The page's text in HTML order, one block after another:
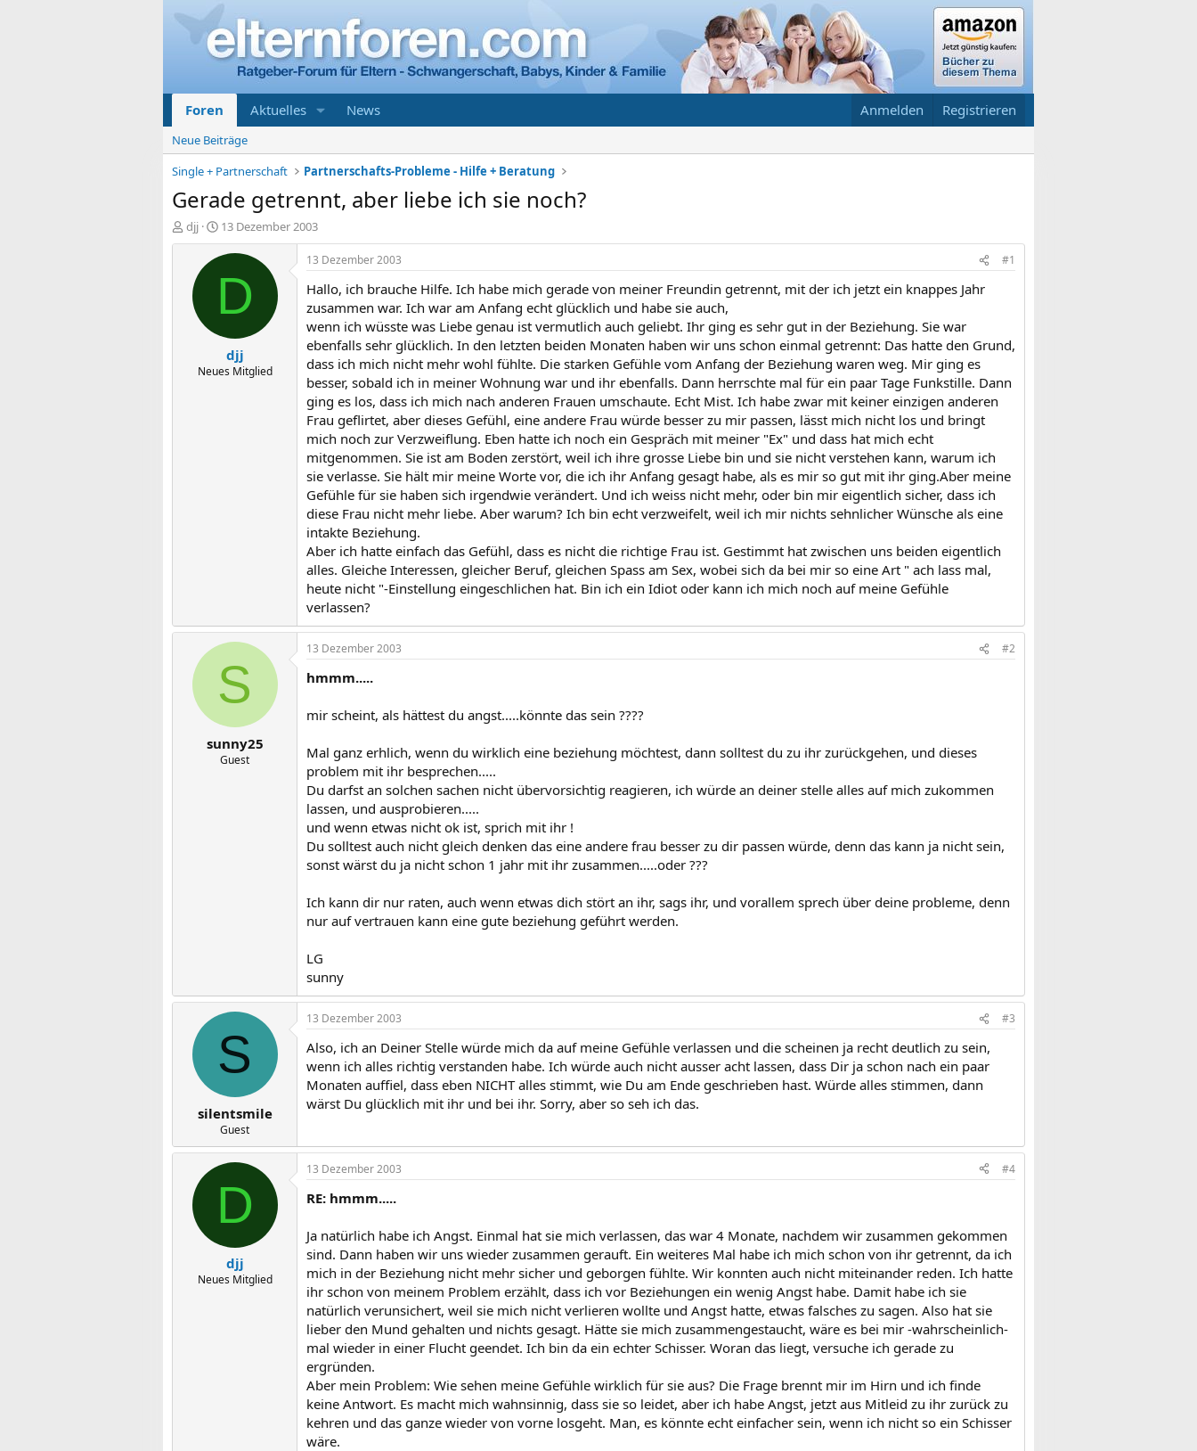
Foren Aktuelles News Anmelden Registrieren
Neue Beiträge
Single + Partnerschaft
Partnerschafts-Probleme - Hilfe + Beratung
Gerade getrennt, aber liebe ich sie noch?
E
r
djj
E
r
s
t
m
13 Dezember 2003
D
djj
Neues Mitglied
13 Dezember 2003 #1
Hallo, ich brauche Hilfe. Ich habe mich gerade von meiner Freundin getrennt, mit der ich jetzt ein knappes Jahr
zusammen war. Ich war am Anfang echt glücklich und habe sie auch,
wenn ich wüsste was Liebe genau ist vermutlich auch geliebt. Ihr ging es sehr gut in der Beziehung. Sie war
ebenfalls sehr glücklich. In den letzten beiden Monaten haben wir uns schon einmal getrennt: Das hatte den Grund,
dass ich mich nicht mehr wohl fühlte. Die starken Gefühle vom Anfang der Beziehung waren weg. Mir ging es
besser, sobald ich in meiner Wohnung war und ihr ebenfalls. Dann herrschte mal für ein paar Tage Funkstille. Dann
ging es los, dass ich mich nach anderen Frauen umschaute. Echt Mist. Ich habe zwar mit keiner einzigen anderen
Frau geflirtet, aber dieses Gefühl, eine andere Frau würde besser zu mir passen, lässt mich nicht los und bringt
mich noch zur Verzweiflung. Eben hatte ich noch ein Gespräch mit meiner "Ex" und dass hat mich echt
mitgenommen. Sie ist am Boden zerstört, weil ich ihre grosse Liebe bin und sie nicht verstehen kann, warum ich
sie verlasse. Sie hält mir meine Worte vor, die ich ihr Anfang gesagt habe, als es mir so gut mit ihr ging.Aber meine
Gefühle für sie haben sich irgendwie verändert. Und ich weiss nicht mehr, oder bin mir eigentlich sicher, dass ich
diese Frau nicht mehr liebe. Aber warum? Ich bin echt verzweifelt, weil ich mir nichts sehnlicher Wünsche als eine
intakte Beziehung.
Aber ich hatte einfach das Gefühl, dass es nicht die richtige Frau ist. Gestimmt hat zwischen uns beiden eigentlich
alles. Gleiche Interessen, gleicher Beruf, gleichen Spass am Sex, wobei sich da bei mir so eine Art " ach lass mal,
heute nicht "-Einstellung eingeschlichen hat. Bin ich ein Idiot oder kann ich mich noch auf meine Gefühle
verlassen?
S
sunny25
Guest
13 Dezember 2003 #2
hmmm.....
mir scheint, als hättest du angst.....könnte das sein ????
Mal ganz erhlich, wenn du wirklich eine beziehung möchtest, dann solltest du zu ihr zurückgehen, und dieses
problem mit ihr besprechen.....
Du darfst an solchen sachen nicht übervorsichtig reagieren, ich würde an deiner stelle alles auf mich zukommen
lassen, und ausprobieren.....
und wenn etwas nicht ok ist, sprich mit ihr !
Du solltest auch nicht gleich denken das eine andere frau besser zu dir passen würde, denn das kann ja nicht sein,
sonst wärst du ja nicht schon 1 jahr mit ihr zusammen.....oder ???
Ich kann dir nur raten, auch wenn etwas dich stört an ihr, sags ihr, und vorallem sprech über deine probleme, denn
nur auf vertrauen kann eine gute beziehung geführt werden.
LG
sunny
S
silentsmile
Guest
13 Dezember 2003 #3
Also, ich an Deiner Stelle würde mich da auf meine Gefühle verlassen und die scheinen ja recht deutlich zu sein,
wenn ich alles richtig verstanden habe. Ich würde auch nicht ausser acht lassen, dass Dir ja schon nach ein paar
Monaten auffiel, dass eben NICHT alles stimmt, wie Du am Ende geschrieben hast. Würde alles stimmen, dann
wärst Du glücklich mit ihr und bei ihr. Sorry, aber so seh ich das.
D
djj
Neues Mitglied
13 Dezember 2003 #4
RE: hmmm.....
Ja natürlich habe ich Angst. Einmal hat sie mich verlassen, das war 4 Monate, nachdem wir zusammen gekommen
sind. Dann haben wir uns wieder zusammen gerauft. Ein weiteres Mal habe ich mich schon von ihr getrennt, da ich
mich in der Beziehung nicht mehr sicher und geborgen fühlte. Wir konnten auch nicht miteinander reden. Ich hatte
ihr schon von meinem Problem erzählt, dass ich vor Beziehungen ein wenig Angst habe. Damit habe ich sie
natürlich verunsichert, weil sie mich nicht verlieren wollte und Angst hatte, etwas falsches zu sagen. Also hat sie
lieber den Mund gehalten und nichts gesagt. Hätte sie mich zusammengestaucht, wäre es bei mir -wahrscheinlich-
mal wieder in einer Flucht geendet. Ich bin da ein echter Schisser. Woran das liegt, versuche ich gerade zu
ergründen.
Aber mein Problem: Wie sehen meine Gefühle wirklich für sie aus? Die Frage brennt mir im Hirn und ich finde
keine Antwort. Es macht mich wahnsinnig, dass sie so leidet, aber ich habe Angst, jetzt aus Mitleid zu ihr zurück zu
kehren und das ganze wieder von vorne losgeht. Man, es könnte echt einfacher sein, wenn ich nicht so ein Schisser
wäre.